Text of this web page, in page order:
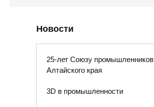
Новости
25-лет Союзу промышленников
Алтайского края
3D в промышленности